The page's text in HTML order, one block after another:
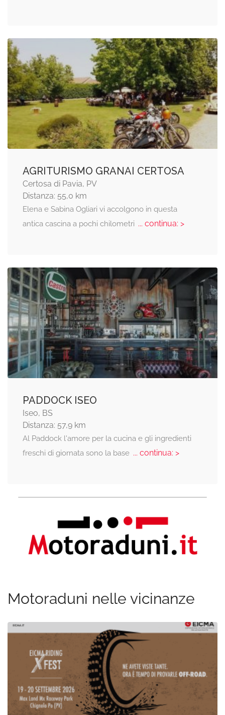
AGRITURISMO GRANAI CERTOSA
Certosa di Pavia, PV
Distanza: 55,0 km
Elena e Sabina Ogliari vi accolgono in questa
antica cascina a pochi chilometri ... continua: >
PADDOCK ISEO
Iseo, BS
Distanza: 57,9 km
Al Paddock l'amore per la cucina e gli ingredienti
freschi di giornata sono la base... continua: >
Motoraduni nelle vicinanze